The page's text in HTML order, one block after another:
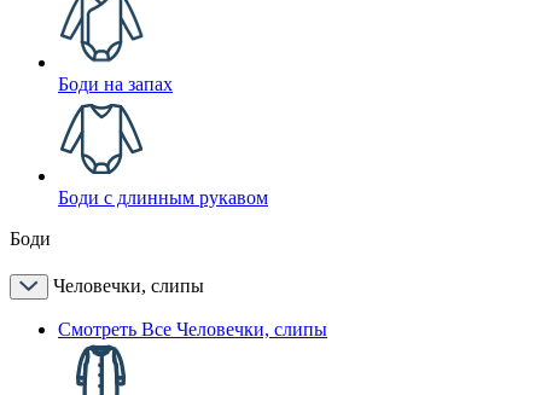
Боди на запах
Боди с длинным рукавом
Боди
Человечки, слипы
Смотреть Все Человечки, слипы